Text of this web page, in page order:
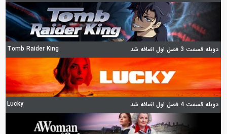
دوبله قسمت 3 فصل اول اضافه شد Tomb Raider King
دوبله قسمت 4 فصل اول اضافه شد Lucky